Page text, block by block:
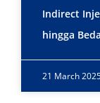
Indirect
hingga
21 March